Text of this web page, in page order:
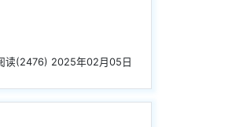
读(2476) 2025年02月05日